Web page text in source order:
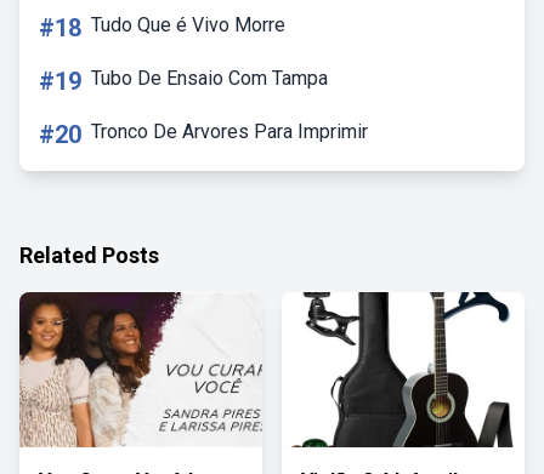
#18 Tudo Que é Vivo Morre
#19 Tubo De Ensaio Com Tampa
#20 Tronco De Arvores Para Imprimir
Related Posts